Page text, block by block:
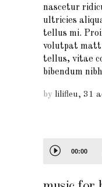
nascetur
ultricies
tellus mi.
volutpat
tellus, vitae
bibendum
by lilifleu 31
Lecteur
00:00